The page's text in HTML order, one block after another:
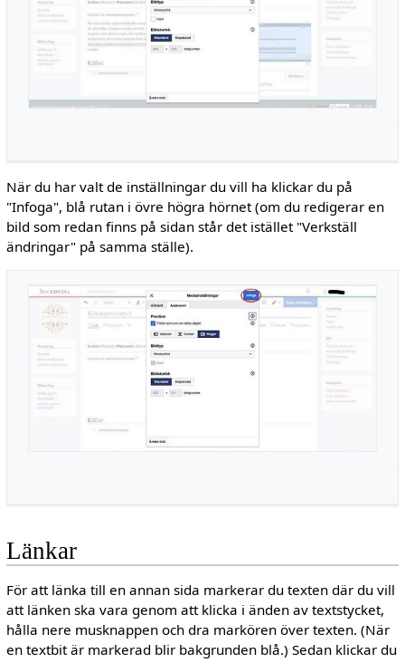
När du har valt de inställningar du vill ha klickar du på
"Infoga", blå rutan i övre högra hörnet (om du redigerar en
bild som redan finns på sidan står det istället "Verkställ
ändringar" på samma ställe).
Länkar
För att länka till en annan sida markerar du texten där du vill
att länken ska vara genom att klicka i änden av textstycket,
hålla nere musknappen och dra markören över texten. (När
en textbit är markerad blir bakgrunden blå.) Sedan klickar du